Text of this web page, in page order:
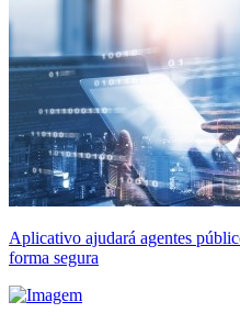
Aplicativo ajudará agentes
forma segura